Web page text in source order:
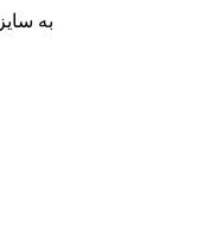
به